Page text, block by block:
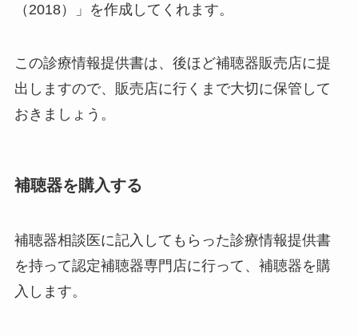
（2018）」を作成してくれます。
この診療情報提供書は、後ほど補聴器販売店に提
出しますので、販売店に行くまで大切に保管して
おきましょう。
補聴器を購入する
補聴器相談医に記入してもらった診療情報提供書
を持って認定補聴器専門店に行って、補聴器を購
入します。